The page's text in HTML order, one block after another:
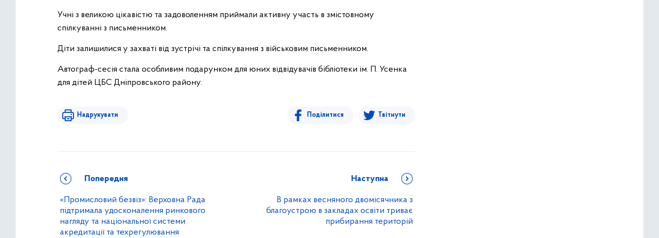
Учні з великою цікавістю та задоволенням приймали активну участь в змістовному
спілкуванні з письменником.
Діти залишилися у захваті від зустрічі та спілкування з військовим письменником.
Автограф-сесія стала особливим подарунком для юних відвідувачів бібліотеки ім. П. Усенка
для дітей ЦБС Дніпровського району.
Надрукувати Поділитися Твітнути
Попередня
«Промисловий безвіз»: Верховна Рада
підтримала удосконалення ринкового
нагляду та національної системи
акредитації та техрегулювання
Наступна
В рамках весняного двомісячника з
благоустрою в закладах освіти триває
прибирання територій